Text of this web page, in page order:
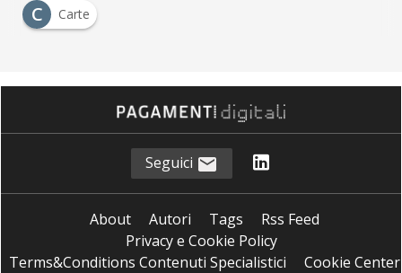
C
Carte
Seguici
About Autori Tags
Rss Feed
Privacy e Cookie Policy
Terms&Conditions Contenuti Specialistici
Cookie Center